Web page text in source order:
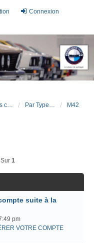
Connexion
Problèmes connus et résolus (FAQ) Par Type Moteur (ESSENCE) M42
Sur 1
suite à la
pm
VOTRE COMPTE